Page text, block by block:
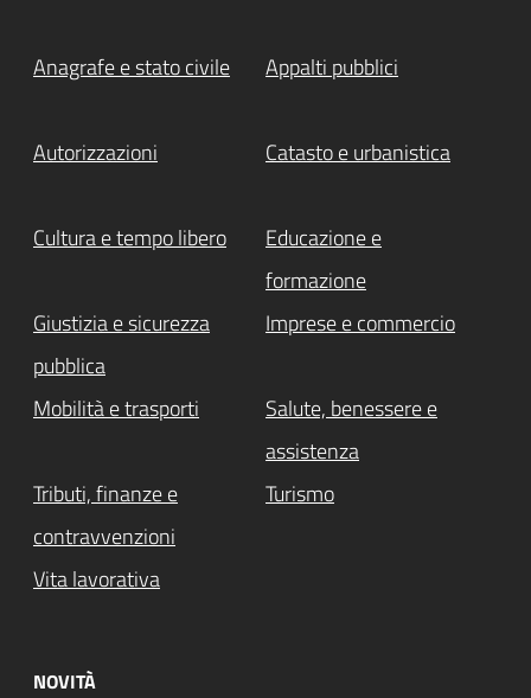
Anagrafe e stato civile Appalti pubblici
Autorizzazioni Catasto e urbanistica
Cultura e tempo libero
Educazione e
formazione
Giustizia e sicurezza
pubblica
Imprese e commercio
Mobilità e trasporti
Salute, benessere e
assistenza
Tributi, finanze e
contravvenzioni
Turismo
Vita lavorativa
NOVITÀ